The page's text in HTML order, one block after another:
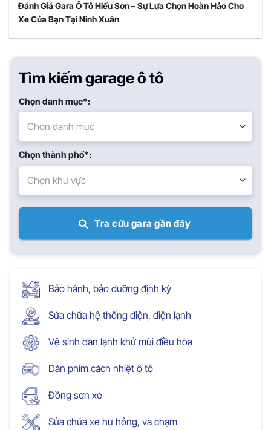
Đánh Giá Gara Ô Tô Hiếu Sơn – Sự Lựa Chọn Hoàn Hảo Cho
Xe Của Bạn Tại Ninh Xuân
Tìm kiếm garage ô tô
Chọn danh mục*:
Chọn danh mục
Chọn thành phố*:
Chọn khu vực
Tra cứu gara gần đây
Bảo hành, bảo dưỡng định kỳ
Sửa chữa hệ thống điện, điện lạnh
Vệ sinh dàn lạnh khử mùi điều hòa
Dán phim cách nhiệt ô tô
Đồng sơn xe
Sửa chữa xe hư hỏng, va chạm